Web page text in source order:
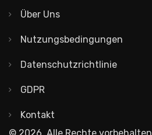
Über Uns
Nutzungsbedingungen
Datenschutzrichtlinie
GDPR
Kontakt